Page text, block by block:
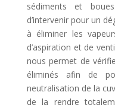
sédiments et
d’intervenir pour un
à éliminer les
d’aspiration et de
nous permet de
éliminés afin de
neutralisation de la
de la rendre